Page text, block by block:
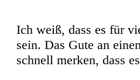
Ich weiß, dass es für
sein. Das Gute an
schnell merken, dass